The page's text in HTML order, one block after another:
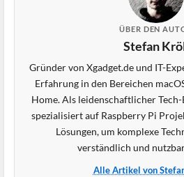
ÜBER DEN
Stefan
Gründer von Xgadget.de und IT-
Erfahrung in den Bereichen
Home. Als leidenschaftlicher
spezialisiert auf Raspberry Pi
Lösungen, um komplexe
verständlich und
Alle Artikel von